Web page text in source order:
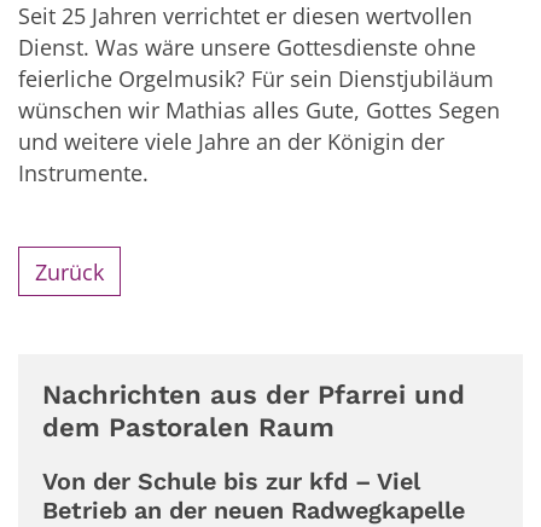
Seit 25 Jahren verrichtet er diesen wertvollen
Dienst. Was wäre unsere Gottesdienste ohne
feierliche Orgelmusik? Für sein Dienstjubiläum
wünschen wir Mathias alles Gute, Gottes Segen
und weitere viele Jahre an der Königin der
Instrumente.
Zurück
Nachrichten aus der Pfarrei und
dem Pastoralen Raum
Von der Schule bis zur kfd – Viel
Betrieb an der neuen Radwegkapelle